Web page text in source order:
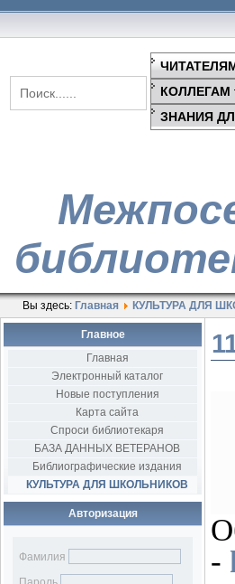
КОЛЛЕГАМ
ЗНАНИЯ
Вы здесь: Главная КУЛЬТУРА ДЛЯ
Главное
Главная
Электронный каталог
Новые поступления
Карта сайта
Спроси библиотекаря
БАЗА ДАННЫХ ВЕТЕРАНОВ
Библиографические издания
КУЛЬТУРА ДЛЯ ШКОЛЬНИКОВ
Авторизация
Фамилия
-